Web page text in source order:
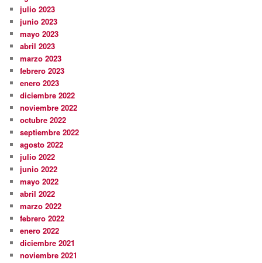
julio 2023
junio 2023
mayo 2023
abril 2023
marzo 2023
febrero 2023
enero 2023
diciembre 2022
noviembre 2022
octubre 2022
septiembre 2022
agosto 2022
julio 2022
junio 2022
mayo 2022
abril 2022
marzo 2022
febrero 2022
enero 2022
diciembre 2021
noviembre 2021